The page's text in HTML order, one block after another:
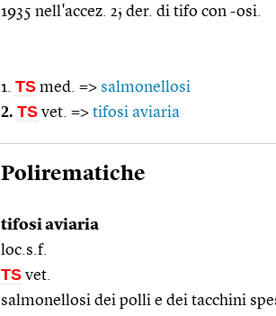
1935 nell'accez. 2; der. di tifo con -osi.
1. TS med. => salmonellosi
2. TS vet. => tifosi aviaria
Polirematiche
tifosi aviaria
loc.s.f.
TS vet.
salmonellosi dei polli e dei tacchini